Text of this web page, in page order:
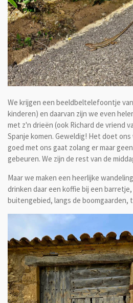
We krijgen een beeldbeltelefoontje
kinderen) en daarvan zijn we even
met z'n drieën (ook Richard de vriend
Spanje komen. Geweldig! Het doet
goed met ons gaat zolang er maar
gebeuren. We zijn de rest van de
Maar we maken een heerlijke
drinken daar een koffie bij een
buitengebied, langs de boomgaarden,